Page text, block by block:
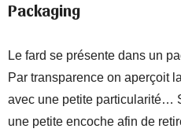
Packaging
Le fard se présente dans un
Par transparence on aperçoit
avec une petite particularité…
une petite encoche afin de